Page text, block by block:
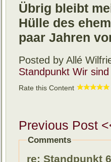
Übrig bleibt
Hülle des
paar Jahren
Posted by Allé
Standpunkt Wir
Rate this Content
Previous Post
Comments
re: Standpunkt